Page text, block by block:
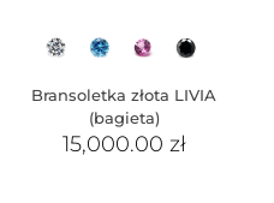
Bransoletka złota LIVIA
(bagieta)
15,000.00 zł